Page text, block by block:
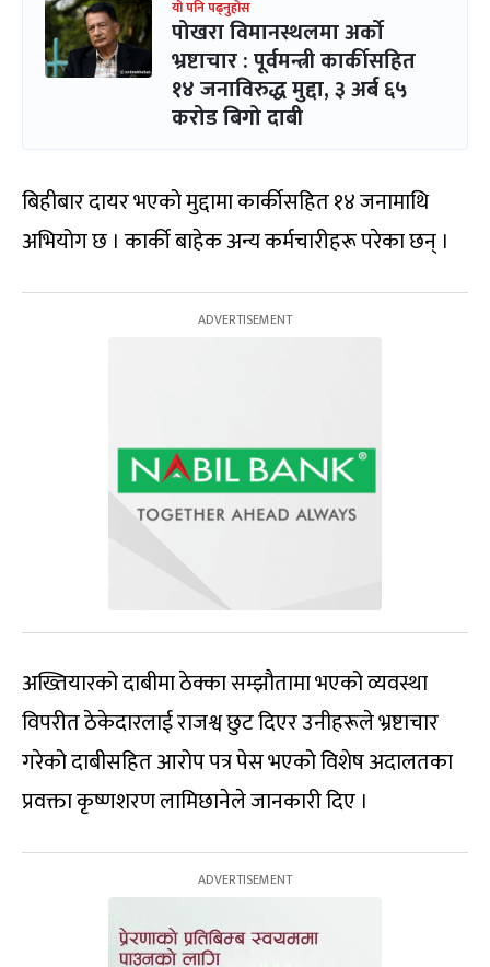
यो पनि पढ्नुहोस
पोखरा विमानस्थलमा अर्को
भ्रष्टाचार : पूर्वमन्त्री कार्कीसहित
१४ जनाविरुद्ध मुद्दा, ३ अर्ब ६५
करोड बिगो दाबी
बिहीबार दायर भएको मुद्दामा कार्कीसहित १४ जनामाथि
अभियोग छ । कार्की बाहेक अन्य कर्मचारीहरू परेका छन् ।
अख्तियारको दाबीमा ठेक्का सम्झौतामा भएको व्यवस्था
विपरीत ठेकेदारलाई राजश्व छुट दिएर उनीहरूले भ्रष्टाचार
गरेको दाबीसहित आरोप पत्र पेस भएको विशेष अदालतका
प्रवक्ता कृष्णशरण लामिछानेले जानकारी दिए ।